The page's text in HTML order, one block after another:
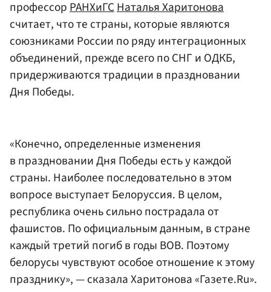
профессорРАНХиГСНаталья Харитонова
считает, что те страны, которые являются
союзниками России по ряду интеграционных
объединений, прежде всего по СНГ и ОДКБ,
придерживаются традиции в праздновании
Дня Победы.
«Конечно, определенные изменения
в праздновании Дня Победы есть у каждой
страны. Наиболее последовательно в этом
вопросе выступает Белоруссия. В целом,
республика очень сильно пострадала от
фашистов. По официальным данным, в стране
каждый третий погиб в годы ВОВ. Поэтому
белорусы чувствуют особое отношение к этому
празднику», — сказала Харитонова «Газете.Ru».